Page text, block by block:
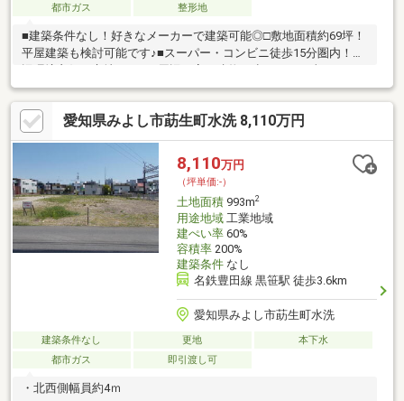
都市ガス
整形地
■建築条件なし！好きなメーカーで建築可能◎□敷地面積約69坪！
平屋建築も検討可能です♪■スーパー・コンビニ徒歩15分圏内！周
辺環境良好な立地です！□周辺に高い建物が少なく、日当たりも
良好です◎＊＊ライフインフォメーション＊＊■名鉄豊田線「日
進」駅…バス乗車約21分□三吉小学校…徒歩約14分■三好中学校…徒
歩約23分□なかよし保育園…徒歩約4分■Felna三好姥子店 …徒歩約
14分物件の詳細はもちろん、住宅ローンなどのご相談も承りま
す！まずはお気軽にお問い合わせください♪
愛知県みよし市莇生町水洗 8,110万円
8,110万円
（坪単価:-）
土地面積993m2
用途地域工業地域
建ぺい率60%
容積率200%
建築条件なし
名鉄豊田線 黒笹駅 徒歩3.6km
愛知県みよし市莇生町水洗
建築条件なし 更地
本下水
都市ガス
即引渡し可
・北西側幅員約4ｍ